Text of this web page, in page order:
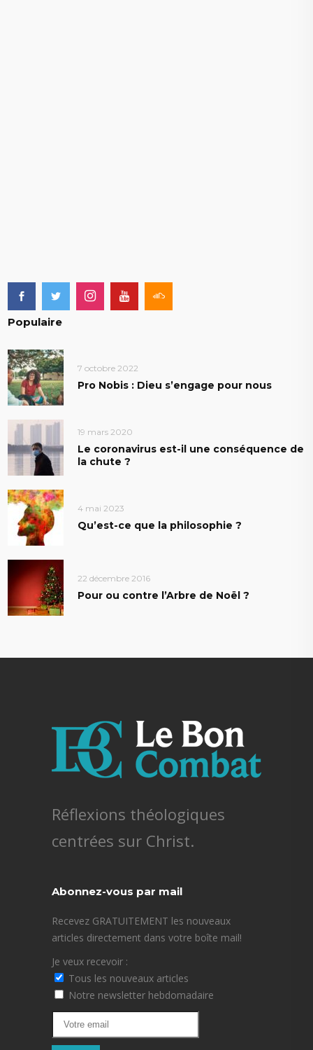
Populaire
7 octobre 2022
Pro Nobis : Dieu s’engage pour nous
19 mars 2020
Le coronavirus est-il une conséquence de
la chute ?
4 mai 2023
Qu’est-ce que la philosophie ?
22 décembre 2016
Pour ou contre l’Arbre de Noël ?
Réflexions théologiques
centrées sur Christ.
Abonnez-vous par mail
Recevez GRATUITEMENT les nouveaux
articles directement dans votre boîte mail!
Je veux recevoir :
Tous les nouveaux articles
Notre newsletter hebdomadaire